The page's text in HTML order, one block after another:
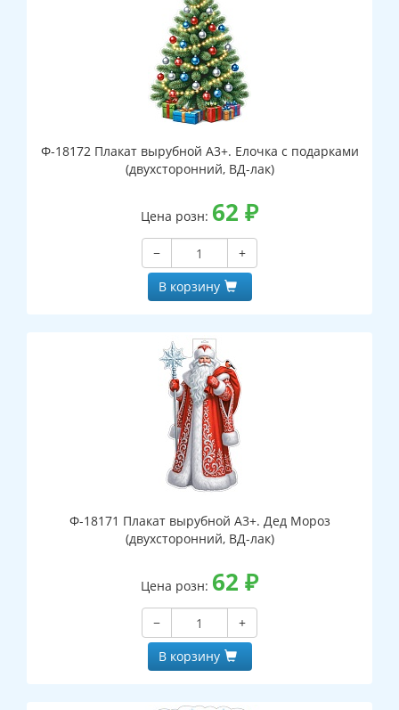
Ф-18172 Плакат вырубной А3+. Елочка с подарками
(двухсторонний, ВД-лак)
Цена розн: 62 ₽
−
+
В корзину
Ф-18171 Плакат вырубной А3+. Дед Мороз
(двухсторонний, ВД-лак)
Цена розн: 62 ₽
−
+
В корзину